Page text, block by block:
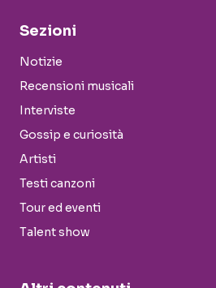
Sezioni
Notizie
Recensioni musicali
Interviste
Gossip e curiosità
Artisti
Testi canzoni
Tour ed eventi
Talent show